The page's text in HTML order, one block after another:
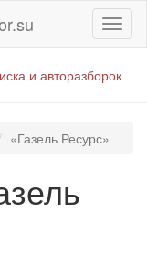
и авторазборок
«Газель Ресурс»